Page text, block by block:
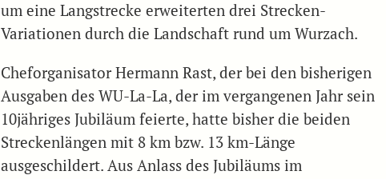
um eine Langstrecke erweiterten drei Strecken-
Variationen durch die Landschaft rund um Wurzach.
Cheforganisator Hermann Rast, der bei den bisherigen
Ausgaben des WU-La-La, der im vergangenen Jahr sein
10jähriges Jubiläum feierte, hatte bisher die beiden
Streckenlängen mit 8 km bzw. 13 km-Länge
ausgeschildert. Aus Anlass des Jubiläums im